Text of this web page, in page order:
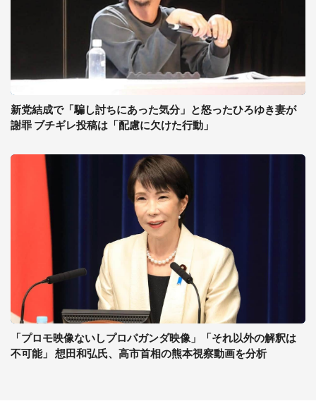
新党結成で「騙し討ちにあった気分」と怒ったひろゆき妻が
謝罪 ブチギレ投稿は「配慮に欠けた行動」
「プロモ映像ないしプロパガンダ映像」「それ以外の解釈は
不可能」 想田和弘氏、高市首相の熊本視察動画を分析